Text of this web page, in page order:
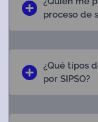
proceso de
¿Qué tipos
por SIPSO?